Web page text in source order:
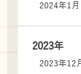
2024年1
2023年
2023年12